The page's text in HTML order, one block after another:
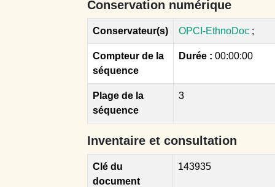
Conservation numérique
Conservateur(s) OPCI-EthnoDoc ;
Compteur de la
séquence
Durée : 00:00:00
Plage de la
séquence
3
Inventaire et consultation
Clé du
document
143935